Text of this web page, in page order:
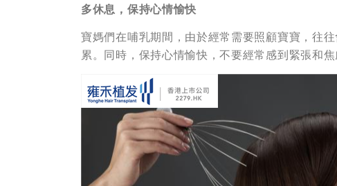
多休息，保持心情愉快
寶媽們在哺乳期間，由於經常需要照顧寶寶，往
累。同時，保持心情愉快，不要經常感到緊張和